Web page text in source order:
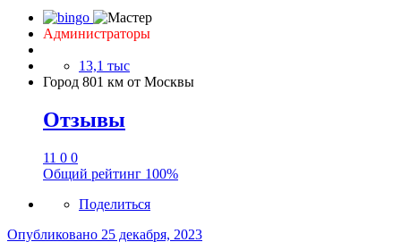
Администраторы
13,1 тыс
Город 801 км от Москвы
Отзывы
11 0 0
Общий рейтинг 100%
Поделиться
Опубликовано 25 декабря, 2023